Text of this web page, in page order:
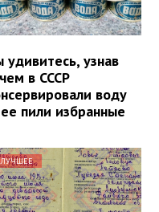
удивитесь, узнав
в СССР
воду
пили избранные
ЛУЧШЕЕ